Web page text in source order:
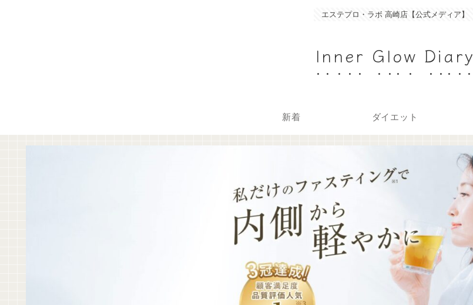
エステプロ・ラボ 高崎店【公式メディア】
Inner Glow Diary
新着 ダイエット